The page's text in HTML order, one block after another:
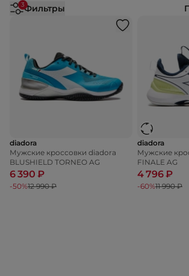
3Фильтры
diadora
Мужские кроссовки diadora
BLUSHIELD TORNEO AG
6 390 ₽
-50%12 990 ₽
diadora
Мужские
FINALE AG
4 796 ₽
-60%11 990 ₽